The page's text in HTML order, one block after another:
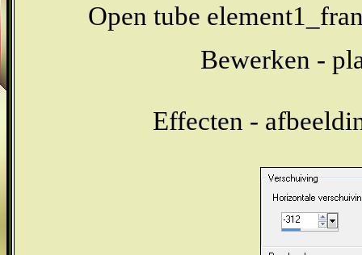
Open tube
Bewerken -
Effecten -